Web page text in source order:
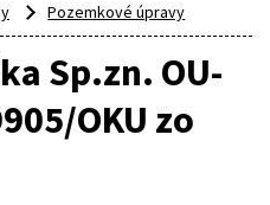
Pozemkové úpravy
Sp.zn. OU-
OKU zo